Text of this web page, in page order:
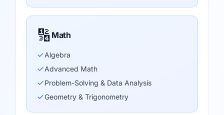
🔢 Math
Algebra
Advanced Math
Problem-Solving & Data Analysis
Geometry & Trigonometry